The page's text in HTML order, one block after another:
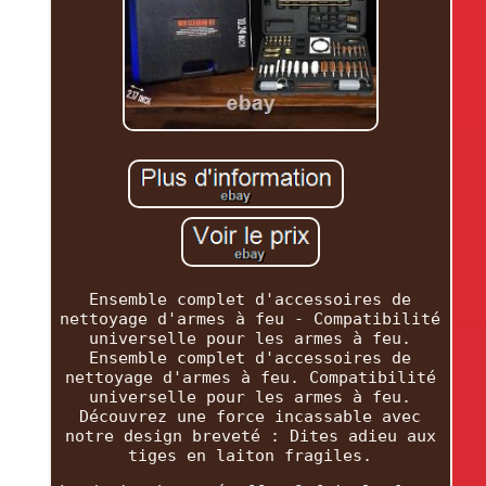
Ensemble complet d'accessoires de
nettoyage d'armes à feu - Compatibilité
universelle pour les armes à feu.
Ensemble complet d'accessoires de
nettoyage d'armes à feu. Compatibilité
universelle pour les armes à feu.
Découvrez une force incassable avec
notre design breveté : Dites adieu aux
tiges en laiton fragiles.